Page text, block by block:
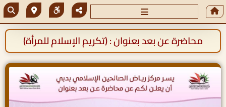
محاضرة عن بعد بعنوان : (تكريم الإسلام للمرأة)